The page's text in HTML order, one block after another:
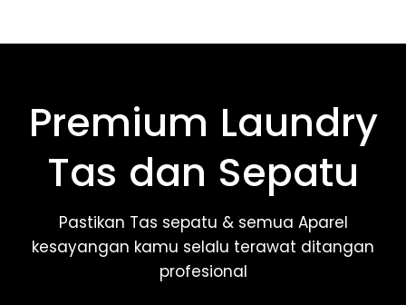
Premium Laundry
Tas dan Sepatu
Pastikan Tas sepatu & semua Aparel
kesayangan kamu selalu terawat ditangan
profesional